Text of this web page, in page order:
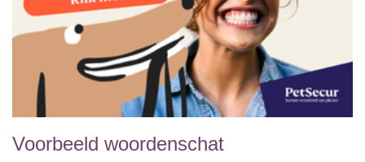
Voorbeeld woordenschat